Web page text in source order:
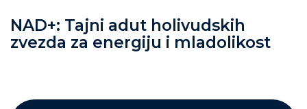
NAD+: Tajni adut holivudskih
zvezda za energiju i mladolikost